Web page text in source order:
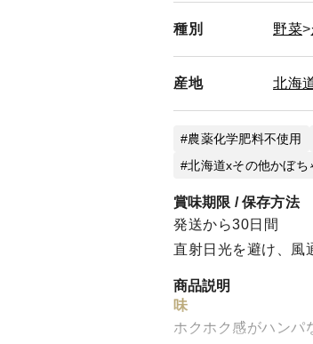
種別 野菜
産地 北海
農薬化学肥料不使用
北海道xその他かぼち
賞味期限 / 保存方法
発送から30日間
直射日光を避け、風
商品説明
味
ホクホク感がハンパ